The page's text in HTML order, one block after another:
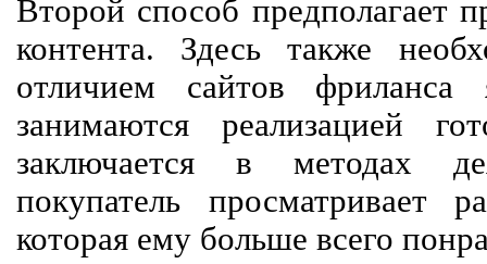
Второй способ предполагает
контента. Здесь также
отличием сайтов
занимаются реализацией
заключается в методах
покупатель просматривает
которая ему больше всего